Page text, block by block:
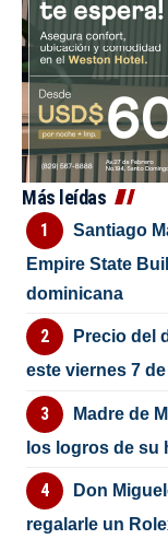
Más leídas
Santiago
Empire State
dominicana
Precio del
este viernes 7
Madre de
los logros de su
Don
regalarle un